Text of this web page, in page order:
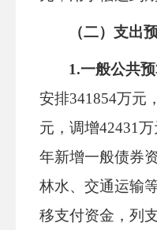
（二）支出
1.一般公共
安排341854万元
元，调增42431
年新增一般债券
林水、交通运输
移支付资金，列